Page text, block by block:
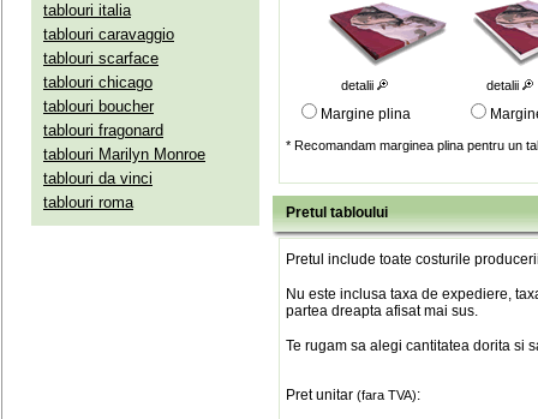
tablouri italia
tablouri caravaggio
tablouri scarface
tablouri chicago
tablouri boucher
tablouri fragonard
tablouri Marilyn Monroe
tablouri da vinci
tablouri roma
detalii detalii
Margine plina
* Recomandam marginea plina pentru un
Pretul tabloului
Pretul include toate costurile
Nu este inclusa taxa de expediere,
partea dreapta afisat mai sus.
Te rugam sa alegi cantitatea dorita si
Pret unitar (fara TVA):